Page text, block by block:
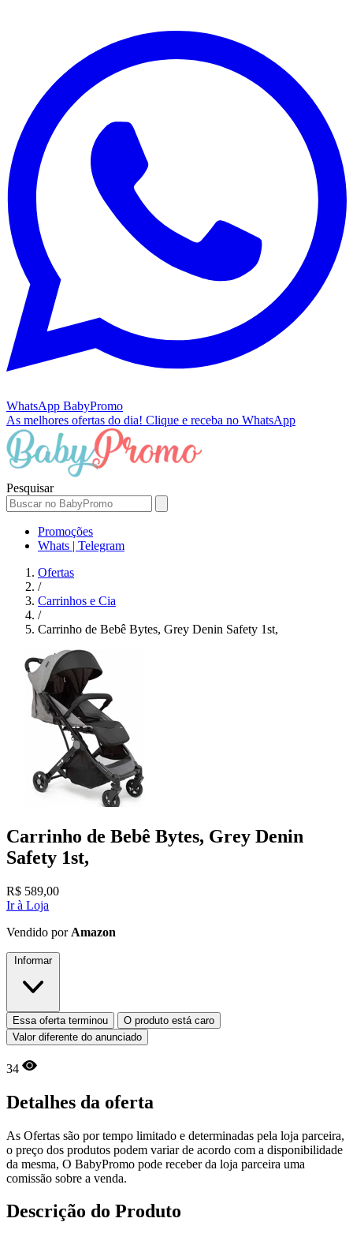
WhatsApp BabyPromo
As melhores ofertas do dia! Clique e receba no WhatsApp
Pesquisar
Promoções
Whats | Telegram
Ofertas
/
Carrinhos e Cia
/
Carrinho de Bebê Bytes, Grey Denin Safety 1st,
Carrinho de Bebê Bytes, Grey Denin
Safety 1st,
R$ 589,00
Ir à Loja
Vendido por Amazon
Informar
Essa oferta terminou
O produto está caro
Valor diferente do anunciado
34
Detalhes da oferta
As Ofertas são por tempo limitado e determinadas pela loja parceira,
o preço dos produtos podem variar de acordo com a disponibilidade
da mesma, O BabyPromo pode receber da loja parceira uma
comissão sobre a venda.
Descrição do Produto